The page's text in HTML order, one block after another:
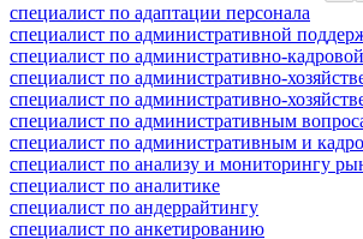
специалист по адаптации персонала
специалист по административной
специалист по административно-
специалист по административно-
специалист по административно-
специалист по административным
специалист по административным и
специалист по анализу и мониторингу
специалист по аналитике
специалист по андеррайтингу
специалист по анкетированию